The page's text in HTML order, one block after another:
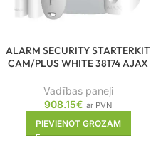
ALARM SECURITY STARTERKIT
CAM/PLUS WHITE 38174 AJAX
Vadības paneļi
908.15€ ar PVN
PIEVIENOT GROZAM